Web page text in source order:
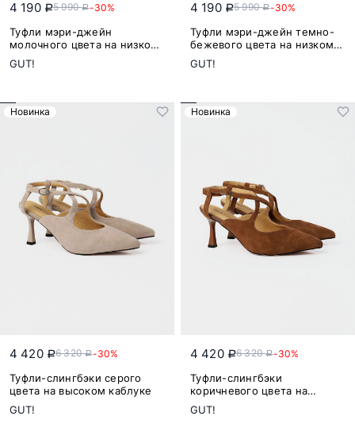
4 190 a5 990a-30%
Туфли мэри-джейн
молочного цвета на низком
каблуке
GUT!
4 190 a5 990a-30%
Туфли мэри-джейн темно-
бежевого цвета на низком
каблуке
GUT!
Новинка
4 420 a6 320a-30%
Туфли-слингбэки серого
цвета на высоком каблуке
GUT!
Новинка
4 420 a6 320a-30%
Туфли-слингбэки
коричневого цвета на
высоком каблуке
GUT!